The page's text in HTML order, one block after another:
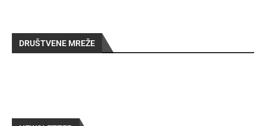
DRUŠTVENE MREŽE